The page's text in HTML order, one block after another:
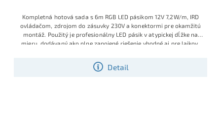
Detail
Kompletná hotová sada s 6m RGB LED pásikom 12V 7,2W/m, IRD
ovládačom, zdrojom do zásuvky 230V a konektormi pre okamžitú
montáž. Použitý je profesionálny LED pásik v atypickej dĺžke na
mieru, dodávaný ako plne zapojené riešenie vhodné aj pre laikov,
príslušenstva. Ide o obľúbený model s veľmi dobrým pomerom
ceny, výkonu a praktickosti, ktorý je v ponuke v obmedzenom